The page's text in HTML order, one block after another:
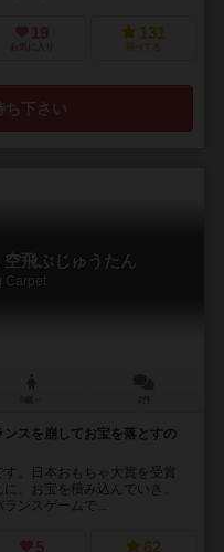
19
お気に入り
131
持ってる
ち下さい
飛ぶじゅうたん
Carpet
スを崩してお宝を落とすの
。日本おもちゃ大賞を受賞
、お宝を積み込んでいき、
ンスゲームで...
5 62